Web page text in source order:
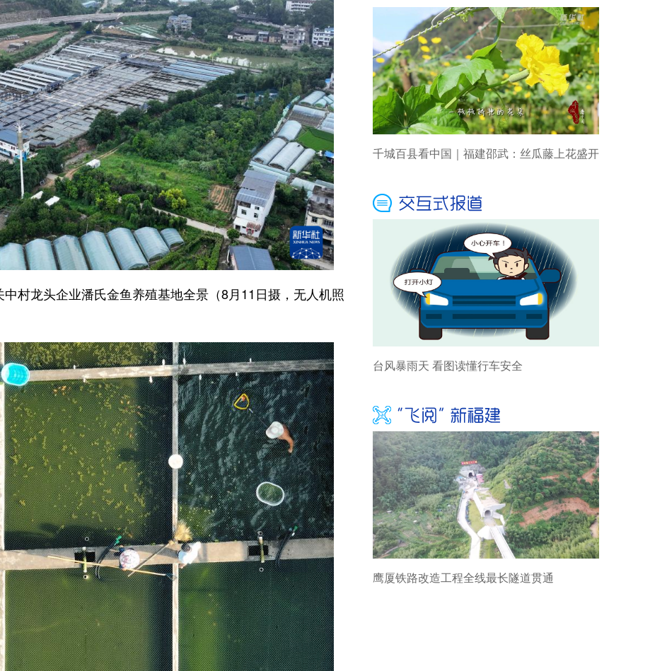
龙头企业潘氏金鱼养殖基地全景（8月11日摄，无人机照
千城百县看中国｜福建邵武：丝瓜藤上花盛开
台风暴雨天 看图读懂行车安全
鹰厦铁路改造工程全线最长隧道贯通